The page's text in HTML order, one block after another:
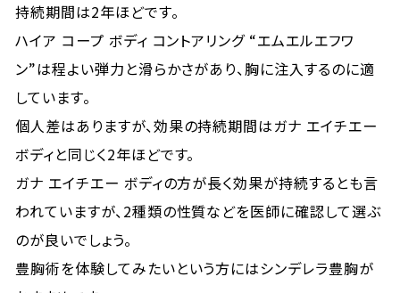
持続期間は2年ほどです。
ハイア コープ ボディ コントアリング “エムエルエフワ
ン”は程よい弾力と滑らかさがあり、胸に注入するのに適
しています。
個人差はありますが、効果の持続期間はガナ エイチエー
ボディと同じく2年ほどです。
ガナ エイチエー ボディの方が長く効果が持続するとも言
われていますが、2種類の性質などを医師に確認して選ぶ
のが良いでしょう。
豊胸術を体験してみたいという方にはシンデレラ豊胸が